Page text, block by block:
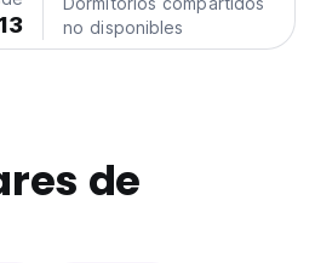
no disponibles
de